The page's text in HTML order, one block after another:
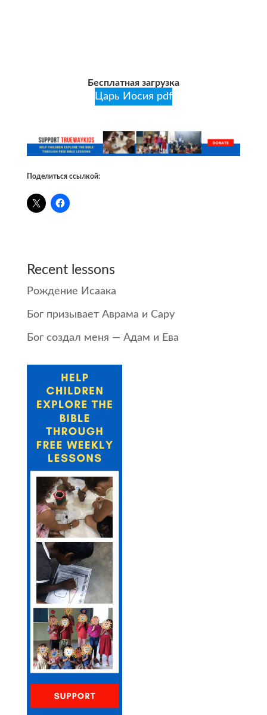
Бесплатная загрузка
Царь Иосия pdf
Поделиться ссылкой:
Recent lessons
Рождение Исаака
Бог призывает Аврама и Сару
Бог создал меня — Адам и Ева